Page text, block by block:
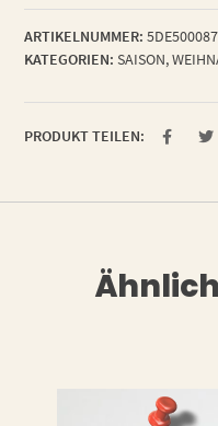
ARTIKELNUMMER:
KATEGORIEN: SAISON,
PRODUKT TEILEN: